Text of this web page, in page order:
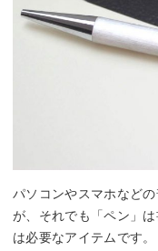
パソコンやスマホなど
が、それでも「ペン」
は必要なアイテムです。